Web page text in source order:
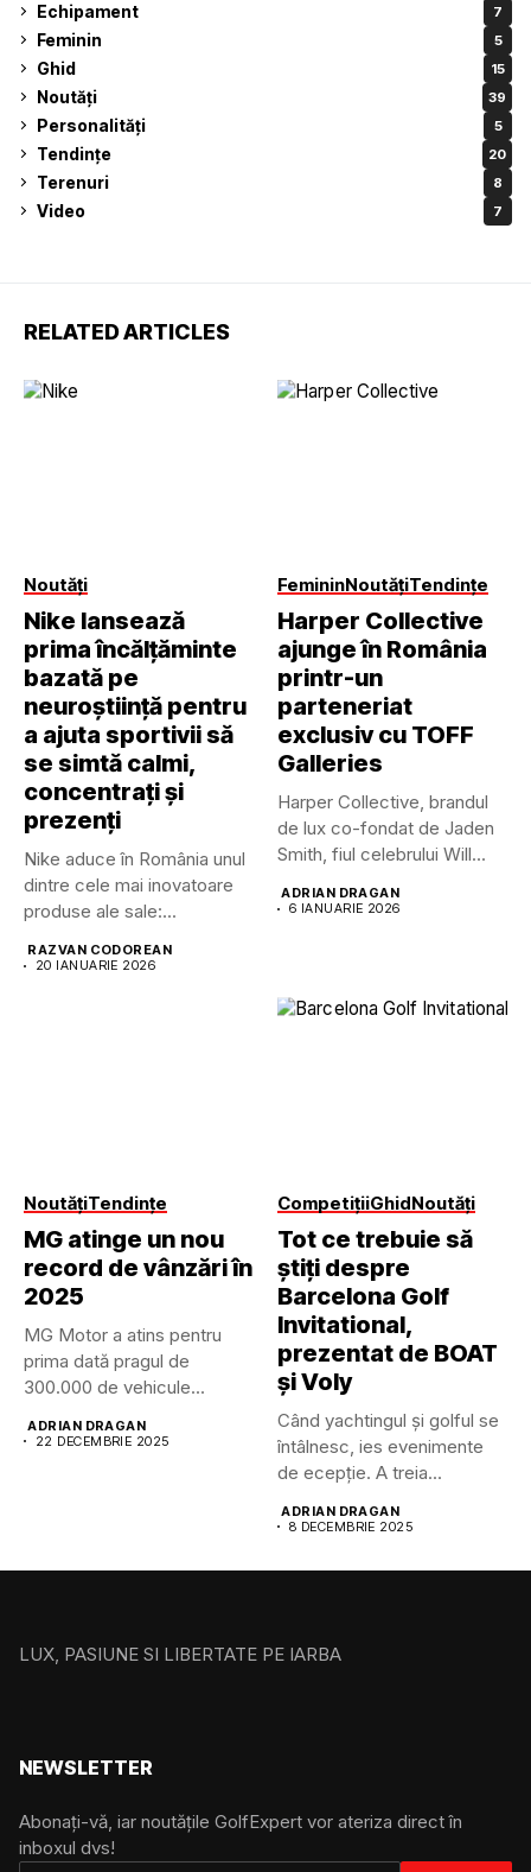
Echipament 7
Feminin 5
Ghid 15
Noutăți 39
Personalități 5
Tendințe 20
Terenuri 8
Video 7
RELATED ARTICLES
Noutăți
Nike lansează
prima încălțăminte
bazată pe
neuroștiință pentru
a ajuta sportivii să
se simtă calmi,
concentrați și
prezenți
Nike aduce în România unul
dintre cele mai inovatoare
produse ale sale:...
RAZVAN CODOREAN
20 IANUARIE 2026
FemininNoutățiTendințe
Harper Collective
ajunge în România
printr-un
parteneriat
exclusiv cu TOFF
Galleries
Harper Collective, brandul
de lux co-fondat de Jaden
Smith, fiul celebrului Will...
ADRIAN DRAGAN
6 IANUARIE 2026
NoutățiTendințe
MG atinge un nou
record de vânzări în
2025
MG Motor a atins pentru
prima dată pragul de
300.000 de vehicule...
ADRIAN DRAGAN
22 DECEMBRIE 2025
CompetițiiGhidNoutăți
Tot ce trebuie să
știți despre
Barcelona Golf
Invitational,
prezentat de BOAT
și Voly
Când yachtingul și golful se
întâlnesc, ies evenimente
de ecepție. A treia...
ADRIAN DRAGAN
8 DECEMBRIE 2025
LUX, PASIUNE SI LIBERTATE PE IARBA
NEWSLETTER
Abonați-vă, iar noutățile GolfExpert vor ateriza direct în
inboxul dvs!